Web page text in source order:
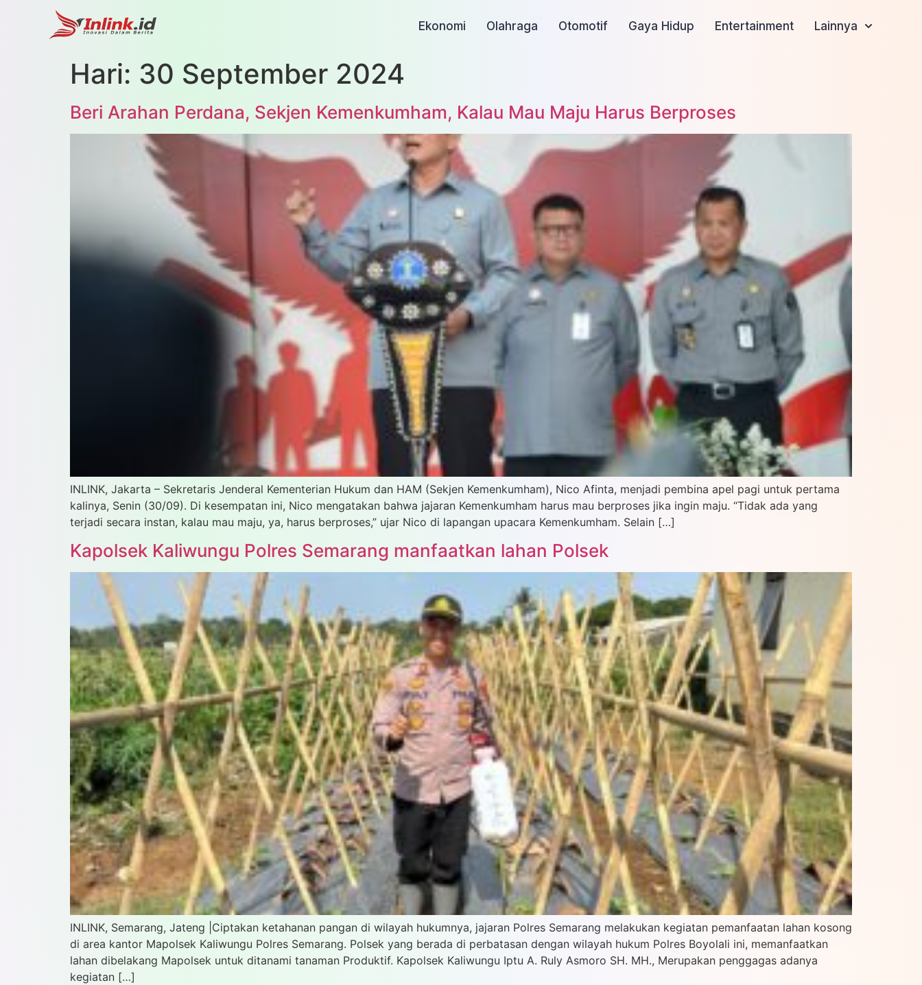
Ekonomi Olahraga Otomotif Gaya Hidup Entertainment Lainnya
Hari: 30 September 2024
Beri Arahan Perdana, Sekjen Kemenkumham, Kalau Mau Maju Harus Berproses
INLINK, Jakarta – Sekretaris Jenderal Kementerian Hukum dan HAM (Sekjen Kemenkumham), Nico Afinta, menjadi pembina apel pagi untuk pertama
kalinya, Senin (30/09). Di kesempatan ini, Nico mengatakan bahwa jajaran Kemenkumham harus mau berproses jika ingin maju. “Tidak ada yang
terjadi secara instan, kalau mau maju, ya, harus berproses,” ujar Nico di lapangan upacara Kemenkumham. Selain […]
Kapolsek Kaliwungu Polres Semarang manfaatkan lahan Polsek
INLINK, Semarang, Jateng |Ciptakan ketahanan pangan di wilayah hukumnya, jajaran Polres Semarang melakukan kegiatan pemanfaatan lahan kosong
di area kantor Mapolsek Kaliwungu Polres Semarang. Polsek yang berada di perbatasan dengan wilayah hukum Polres Boyolali ini, memanfaatkan
lahan dibelakang Mapolsek untuk ditanami tanaman Produktif. Kapolsek Kaliwungu Iptu A. Ruly Asmoro SH. MH., Merupakan penggagas adanya
kegiatan […]